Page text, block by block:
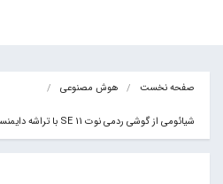
صفحه نخست هوش مصنوعی
شیائومی از گوشی ردمی نوت 11 SE با تراشه دایمنسیتی 700…